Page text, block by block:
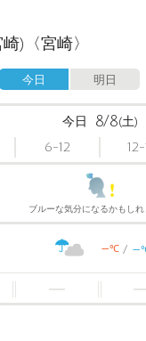
)〈宮崎〉
今日 明日
今日 8/8(土)
6-12 12-
ブルーな気分になるかもしれ
-℃ -